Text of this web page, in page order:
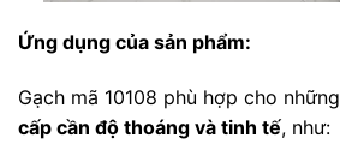
Ứng dụng của sản phẩm:
Gạch mã 10108 phù hợp cho những
cấp cần độ thoáng và tinh tế, như: